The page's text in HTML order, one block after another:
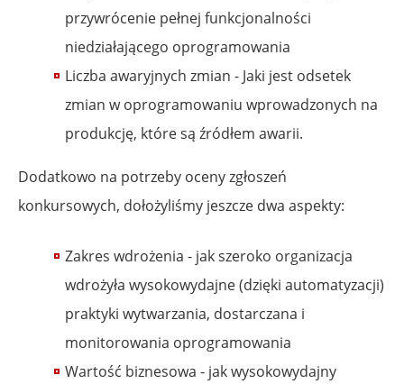
przywrócenie pełnej funkcjonalności
niedziałającego oprogramowania
Liczba awaryjnych zmian - Jaki jest odsetek
zmian w oprogramowaniu wprowadzonych na
produkcję, które są źródłem awarii.
Dodatkowo na potrzeby oceny zgłoszeń
konkursowych, dołożyliśmy jeszcze dwa aspekty:
Zakres wdrożenia - jak szeroko organizacja
wdrożyła wysokowydajne (dzięki automatyzacji)
praktyki wytwarzania, dostarczana i
monitorowania oprogramowania
Wartość biznesowa - jak wysokowydajny